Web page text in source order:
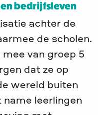
en bedrijfsleven
achter de
de scholen.
mee van groep 5
dat ze op
wereld buiten
name leerlingen